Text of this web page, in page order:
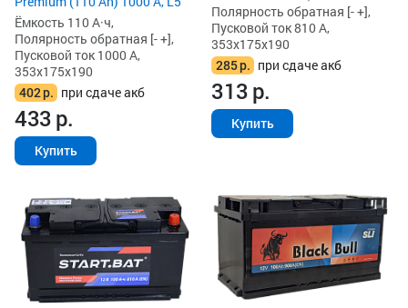
Ёмкость 110 А·ч,
Полярность обратная [- +],
Пусковой ток 1000 А,
353x175x190
402р. при сдаче акб
433р.
Купить
Полярность обратная [- +],
Пусковой ток 810 А,
353x175x190
285р. при сдаче акб
313р.
Купить